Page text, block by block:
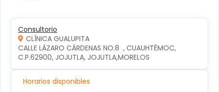
Consultorio
CLÍNICA GUALUPITA
CALLE LÁZARO CÁRDENAS NO.8  , CUAUHTÉMOC,
C.P.62900, JOJUTLA, JOJUTLA,MORELOS
Horarios disponibles